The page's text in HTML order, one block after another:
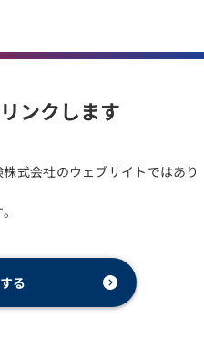
ンクします
式会社のウェブサイトではあり
る